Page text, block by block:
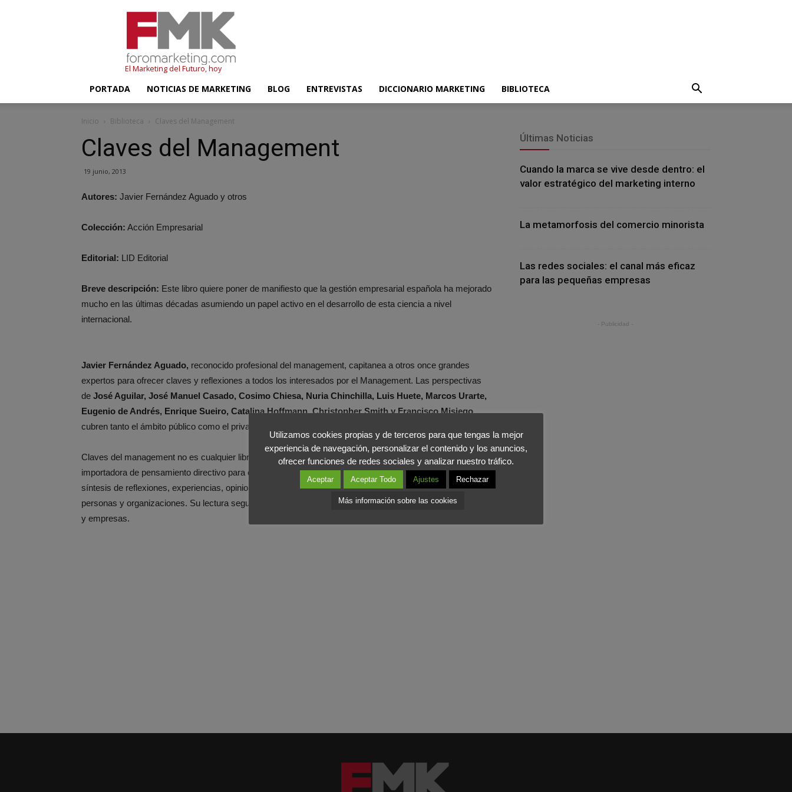
El Marketing del Futuro, hoy
PORTADA NOTICIAS DE MARKETING BLOG ENTREVISTAS DICCIONARIO MARKETING BIBLIOTECA
Inicio Biblioteca Claves del Management
Claves del Management
19 junio, 2013
Autores: Javier Fernández Aguado y otros
Colección: Acción Empresarial
Editorial: LID Editorial
Breve descripción: Este libro quiere poner de manifiesto que la gestión empresarial española ha mejorado
mucho en las últimas décadas asumiendo un papel activo en el desarrollo de esta ciencia a nivel
internacional.
Javier Fernández Aguado, reconocido profesional del management, capitanea a otros once grandes
expertos para ofrecer claves y reflexiones a todos los interesados por el Management. Las perspectivas
de José Aguilar, José Manuel Casado, Cosimo Chiesa, Nuria Chinchilla, Luis Huete, Marcos Urarte,
Eugenio de Andrés, Enrique Sueiro, Catalina Hoffmann, Christopher Smith y Francisco Misiego
cubren tanto el ámbito público como el privado, el de las pymes y el de las multinacionales.
Claves del management no es cualquier libro, sino el mejor ejemplo
de que España ha dejado de ser
importadora de pensamiento directivo para convertirse en exportadora neta del mismo. Una excepcional
síntesis de reflexiones, experiencias, opiniones y propuestas de quienes son referentes en el gobierno de
personas y organizaciones. Su lectura seguro que potenciará la mejora personal y estructural de directivos
y empresas.
Últimas Noticias
Cuando la marca se vive desde dentro: el
valor estratégico del marketing interno
La metamorfosis del comercio minorista
Las redes sociales: el canal más eficaz
para las pequeñas empresas
- Publicidad -
Utilizamos cookies propias y de terceros para que tengas la mejor
experiencia de navegación, personalizar el contenido y los anuncios,
ofrecer funciones de redes sociales y analizar nuestro tráfico.
Aceptar Aceptar Todo Ajustes Rechazar
Más información sobre las cookies